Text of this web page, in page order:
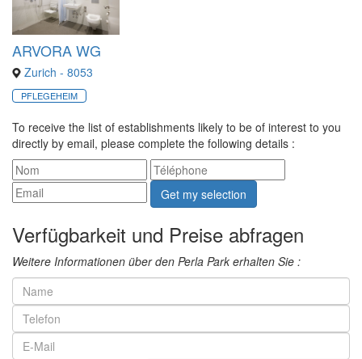
ARVORA WG
Zurich - 8053
PFLEGEHEIM
To receive the list of establishments likely to be of interest to you
directly by email, please complete the following details :
Get my selection
Verfügbarkeit und Preise abfragen
Weitere Informationen über den Perla Park erhalten Sie :